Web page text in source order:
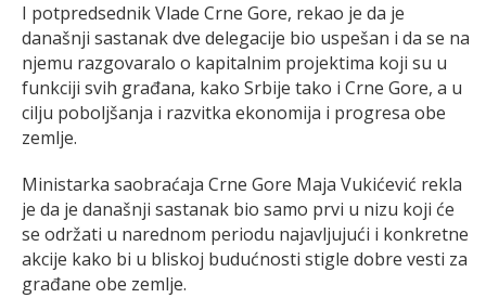
I potpredsednik Vlade Crne Gore, rekao je da je
današnji sastanak dve delegacije bio uspešan i da se na
njemu razgovaralo o kapitalnim projektima koji su u
funkciji svih građana, kako Srbije tako i Crne Gore, a u
cilju poboljšanja i razvitka ekonomija i progresa obe
zemlje.
Ministarka saobraćaja Crne Gore Maja Vukićević rekla
je da je današnji sastanak bio samo prvi u nizu koji će
se održati u narednom periodu najavljujući i konkretne
akcije kako bi u bliskoj budućnosti stigle dobre vesti za
građane obe zemlje.